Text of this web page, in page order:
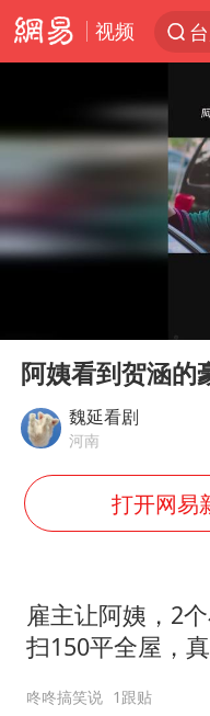
视频
Play
阿姨看到贺涵的
魏延看剧
河南
打开网易
雇主让阿姨，2
扫150平全屋，
咚咚搞笑说 1跟贴